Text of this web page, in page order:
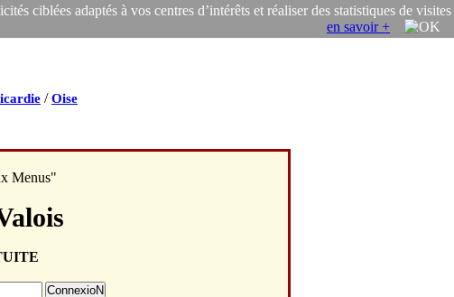
ciblées adaptés à vos centres d’intérêts et réaliser des statistiques de visites
en savoir +
/Oise
Menus"